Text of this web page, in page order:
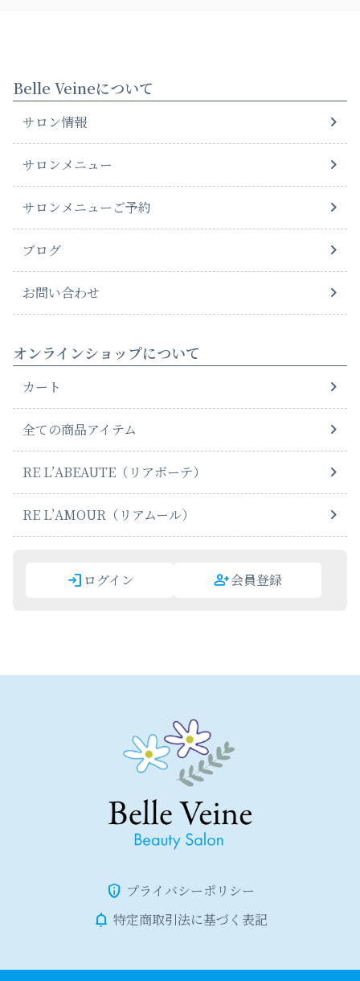
Belle Veineについて
サロン情報
サロンメニュー
サロンメニューご予約
ブログ
お問い合わせ
オンラインショップについて
カート
全ての商品アイテム
RE L’ABEAUTE（リアボーテ）
RE L’AMOUR（リアムール）
ログイン 会員登録
プライバシーポリシー
特定商取引法に基づく表記